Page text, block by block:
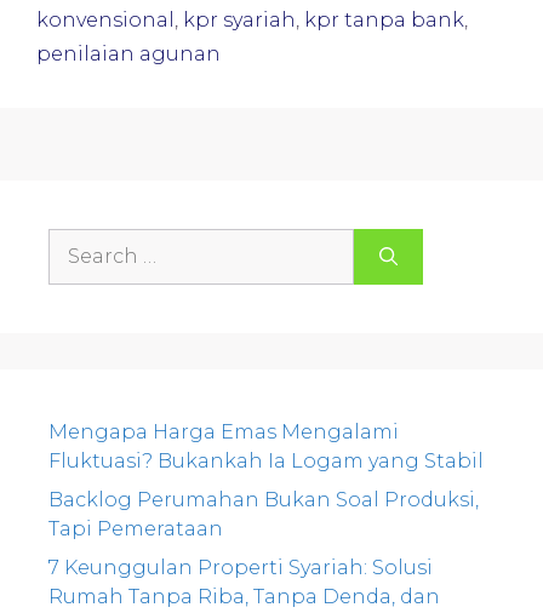
konvensional , kpr syariah, kpr tanpa bank,
penilaian agunan
for:
Mengapa Harga Emas Mengalami
Fluktuasi? Bukankah Ia Logam yang Stabil
Backlog Perumahan Bukan Soal Produksi,
Tapi Pemerataan
7 Keunggulan Properti Syariah: Solusi
Rumah Tanpa Riba, Tanpa Denda, dan